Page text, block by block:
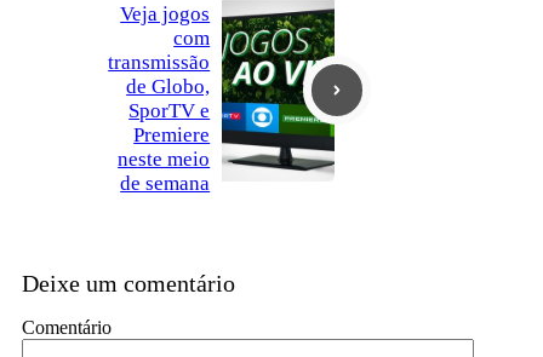
Veja jogos
com
transmissão
de Globo,
SporTV e
Premiere
neste meio
de semana
Deixe um comentário
Comentário